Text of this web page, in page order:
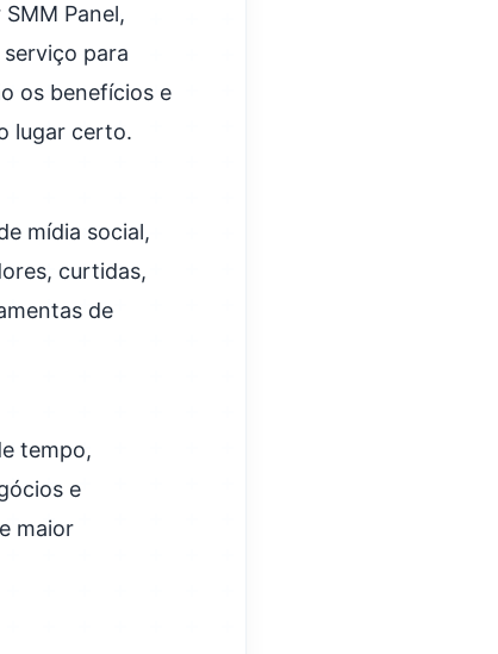
Panel,
para
os benefícios e
lugar certo.
mídia social,
curtidas,
de
tempo,
e
maior